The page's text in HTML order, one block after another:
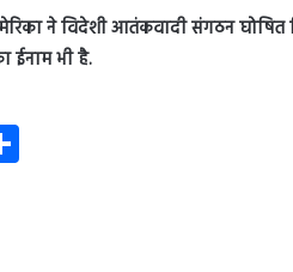
ने विदेशी आतंकवादी संगठन
ईनाम भी है.